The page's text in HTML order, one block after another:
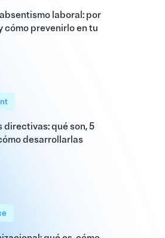
laboral: por
cómo prevenirlo en tu
qué son, 5
desarrollarlas